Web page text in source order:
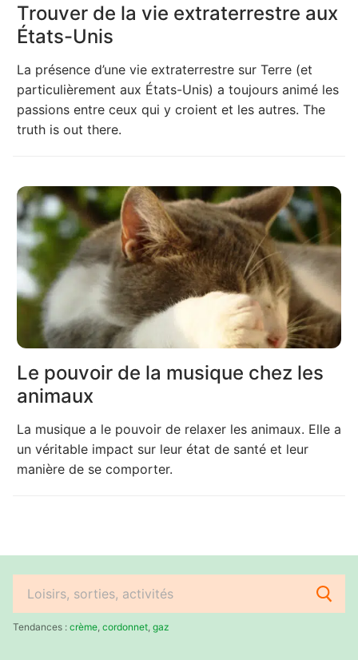
Trouver de la vie extraterrestre aux
États-Unis
La présence d’une vie extraterrestre sur Terre (et
particulièrement aux États-Unis) a toujours animé les
passions entre ceux qui y croient et les autres. The
truth is out there.
Le pouvoir de la musique chez les
animaux
La musique a le pouvoir de relaxer les animaux. Elle a
un véritable impact sur leur état de santé et leur
manière de se comporter.
Rechercher
:Tendances : crème cordonnet gaz